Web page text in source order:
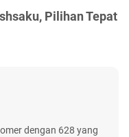
Pilihan Tepat
dengan 628 yang